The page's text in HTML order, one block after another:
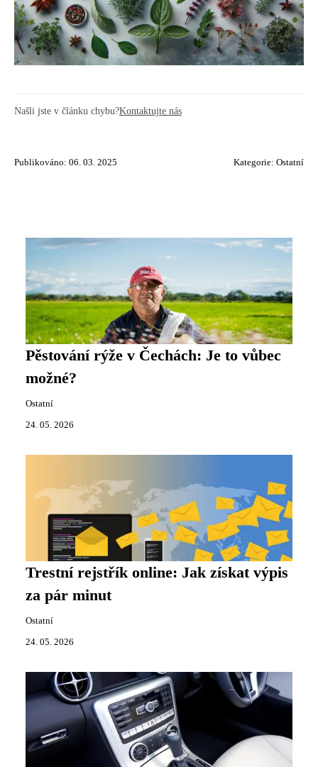
Našli jste v článku chybu?Kontaktujte nás
Publikováno: 06. 03. 2025 Kategorie: Ostatní
Pěstování rýže v Čechách: Je to vůbec
možné?
Ostatní
24. 05. 2026
Trestní rejstřík online: Jak získat výpis
za pár minut
Ostatní
24. 05. 2026